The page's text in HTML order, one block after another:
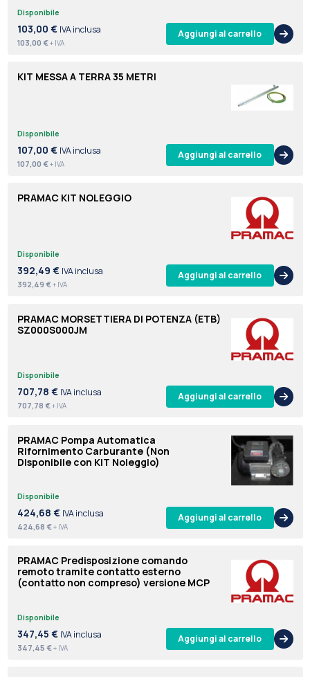
Disponibile
103,00 € IVA inclusa
103,00 €+ IVA
Aggiungi al carrello
KIT MESSA A TERRA 35 METRI
Disponibile
107,00 € IVA inclusa
107,00 €+ IVA
Aggiungi al carrello
PRAMAC KIT NOLEGGIO
Disponibile
392,49 € IVA inclusa
392,49 €+ IVA
Aggiungi al carrello
PRAMAC MORSETTIERA DI POTENZA (ETB)
SZ000S000JM
Disponibile
707,78 € IVA inclusa
707,78 €+ IVA
Aggiungi al carrello
PRAMAC Pompa Automatica
Rifornimento Carburante (Non
Disponibile con KIT Noleggio)
Disponibile
424,68 € IVA inclusa
424,68 €+ IVA
Aggiungi al carrello
PRAMAC Predisposizione comando
remoto tramite contatto esterno
(contatto non compreso) versione MCP
Disponibile
347,45 € IVA inclusa
347,45 €+ IVA
Aggiungi al carrello